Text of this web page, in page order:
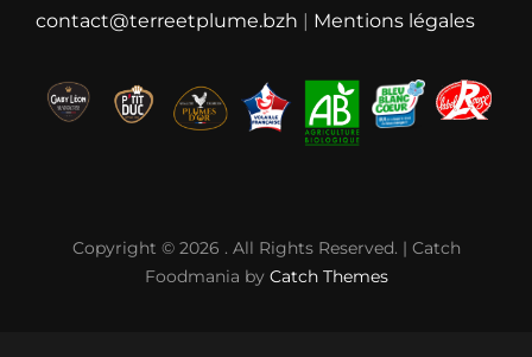
contact@terreetplume.bzh | Mentions légales
Copyright © 2026 . All Rights Reserved. | Catch
Foodmania by Catch Themes